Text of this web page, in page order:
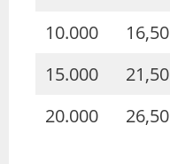
10.000
16,50
15.000
21,50
20.000
26,50